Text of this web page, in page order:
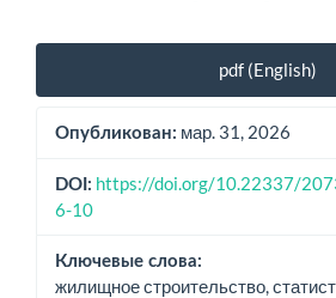
Боковая
панель
статьи
pdf (English)
Опубликован: мар. 31, 2026
DOI: https://doi.org/10.22337/
6-10
Ключевые слова:
жилищное строительство,